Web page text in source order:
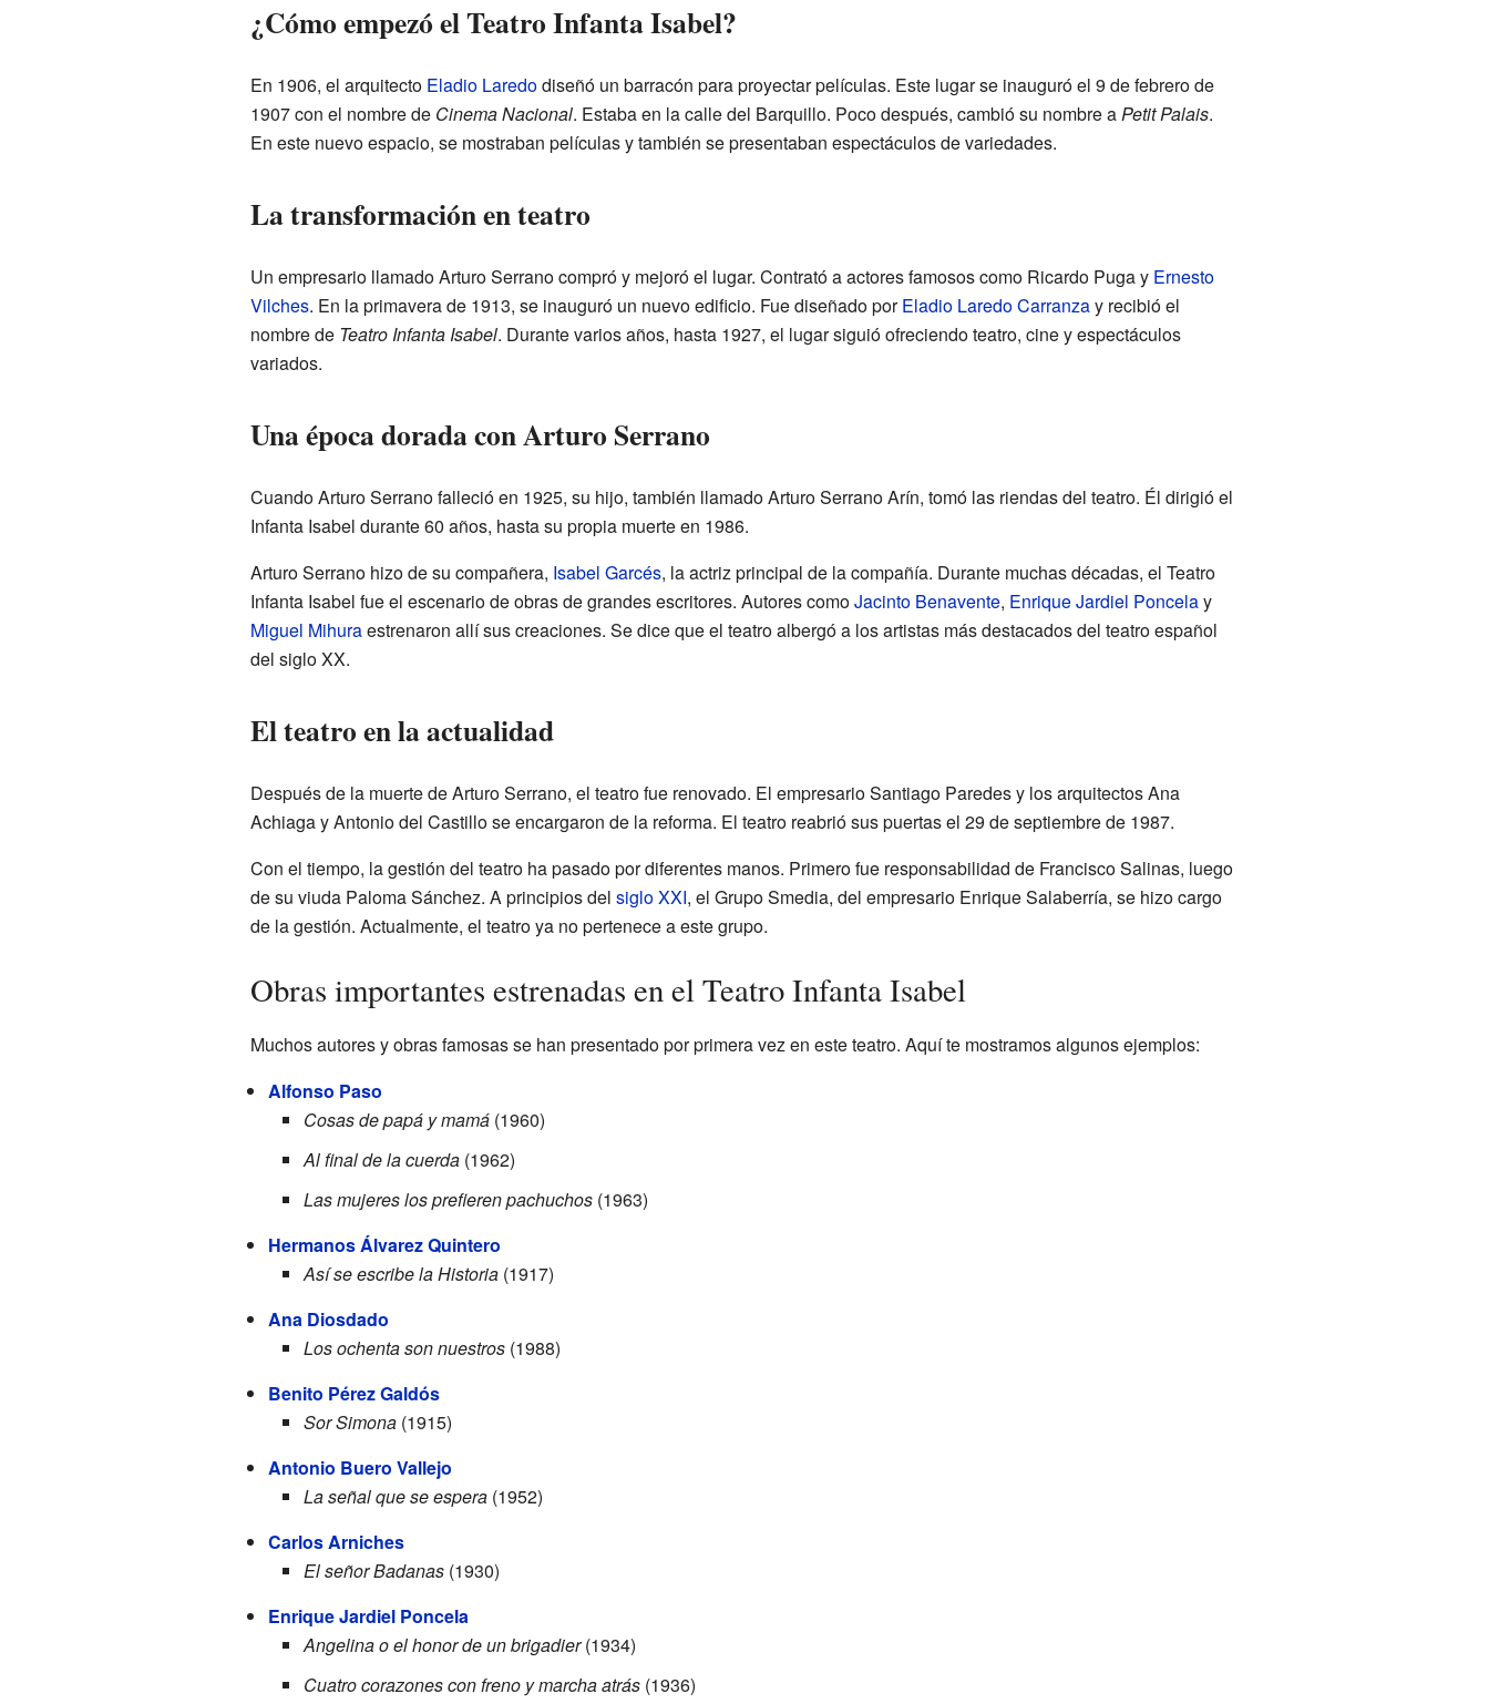
¿Cómo empezó el Teatro Infanta Isabel?
En 1906, el arquitecto Eladio Laredodiseñó un barracón para proyectar películas. Este lugar se inauguró el 9 de febrero de
1907 con el nombre de Cinema Nacional. Estaba en la calle del Barquillo. Poco después, cambió su nombre aPetit Palais.
En este nuevo espacio, se mostraban películas y también se presentaban espectáculos de variedades.
La transformación en teatro
Un empresario llamado Arturo Serrano compró y mejoró el lugar. Contrató a actores famosos como Ricardo Puga y Ernesto
Vilches. En la primavera de 1913, se inauguró un nuevo edificio. Fue diseñado porEladio Laredo Carranzay recibió el
nombre de Teatro Infanta Isabel. Durante varios años, hasta 1927, el lugar siguió ofreciendo teatro, cine y espectáculos
variados.
Una época dorada con Arturo Serrano
Cuando Arturo Serrano falleció en 1925, su hijo, también llamado Arturo Serrano Arín, tomó las riendas del teatro. Él dirigió el
Infanta Isabel durante 60 años, hasta su propia muerte en 1986.
Arturo Serrano hizo de su compañera, Isabel Garcés, la actriz principal de la compañía. Durante muchas décadas, el Teatro
Infanta Isabel fue el escenario de obras de grandes escritores. Autores comoJacinto Benavente, Enrique Jardiel Poncelay
Miguel Mihuraestrenaron allí sus creaciones. Se dice que el teatro albergó a los artistas más destacados del teatro español
del siglo XX.
El teatro en la actualidad
Después de la muerte de Arturo Serrano, el teatro fue renovado. El empresario Santiago Paredes y los arquitectos Ana
Achiaga y Antonio del Castillo se encargaron de la reforma. El teatro reabrió sus puertas el 29 de septiembre de 1987.
Con el tiempo, la gestión del teatro ha pasado por diferentes manos. Primero fue responsabilidad de Francisco Salinas, luego
de su viuda Paloma Sánchez. A principios del siglo XXI, el Grupo Smedia, del empresario Enrique Salaberría, se hizo cargo
de la gestión. Actualmente, el teatro ya no pertenece a este grupo.
Obras importantes estrenadas en el Teatro Infanta Isabel
Muchos autores y obras famosas se han presentado por primera vez en este teatro. Aquí te mostramos algunos ejemplos:
Alfonso Paso
Cosas de papá y mamá(1960)
Al final de la cuerda(1962)
Las mujeres los prefieren pachuchos(1963)
Hermanos Álvarez Quintero
Así se escribe la Historia(1917)
Ana Diosdado
Los ochenta son nuestros(1988)
Benito Pérez Galdós
Sor Simona(1915)
Antonio Buero Vallejo
La señal que se espera(1952)
Carlos Arniches
El señor Badanas(1930)
Enrique Jardiel Poncela
Angelina o el honor de un brigadier(1934)
Cuatro corazones con freno y marcha atrás(1936)